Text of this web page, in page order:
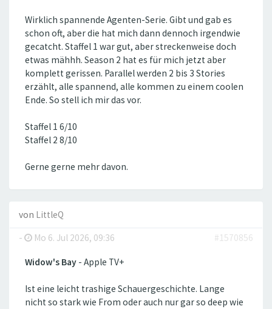
Wirklich spannende Agenten-Serie. Gibt und gab es
schon oft, aber die hat mich dann dennoch irgendwie
gecatcht. Staffel 1 war gut, aber streckenweise doch
etwas mähhh. Season 2 hat es für mich jetzt aber
komplett gerissen. Parallel werden 2 bis 3 Stories
erzählt, alle spannend, alle kommen zu einem coolen
Ende. So stell ich mir das vor.
Staffel 1 6/10
Staffel 2 8/10
Gerne gerne mehr davon.
von LittleQ
-
Mo 6. Jul 2026, 09:36 #1570856
Widow's Bay - Apple TV+
Ist eine leicht trashige Schauergeschichte. Lange
nicht so stark wie From oder auch nur gar so deep wie